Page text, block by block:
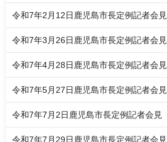
令和7年2月12日鹿児島市長定例記者会見
令和7年3月26日鹿児島市長定例記者会見
令和7年4月28日鹿児島市長定例記者会見
令和7年5月27日鹿児島市長定例記者会見
令和7年7月2日鹿児島市長定例記者会見
令和7年7月29日鹿児島市長定例記者会見